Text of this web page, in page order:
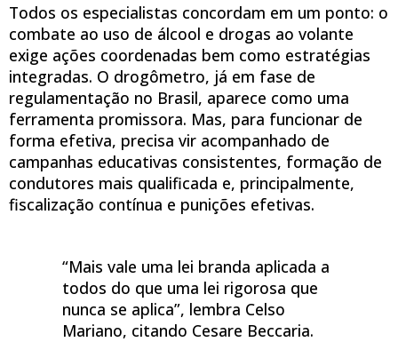
Todos os especialistas concordam em um ponto: o
combate ao uso de álcool e drogas ao volante
exige ações coordenadas bem como estratégias
integradas. O drogômetro, já em fase de
regulamentação no Brasil, aparece como uma
ferramenta promissora. Mas, para funcionar de
forma efetiva, precisa vir acompanhado de
campanhas educativas consistentes, formação de
condutores mais qualificada e, principalmente,
fiscalização contínua e punições efetivas.
“Mais vale uma lei branda aplicada a
todos do que uma lei rigorosa que
nunca se aplica”, lembra Celso
Mariano, citando Cesare Beccaria.